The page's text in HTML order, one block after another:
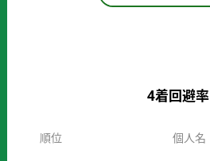
4着回避率
順位 個人名